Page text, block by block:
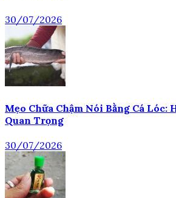
30/07/2026
Mẹo Chữa Chậm Nói Bằng Cá Lóc:
Quan Trọng
30/07/2026